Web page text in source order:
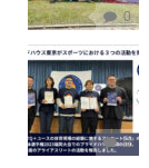
0
0